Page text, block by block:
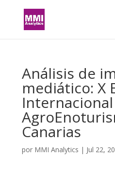
Análisis de
mediático: X
Canarias
por MMI Analytics | Jul 22,